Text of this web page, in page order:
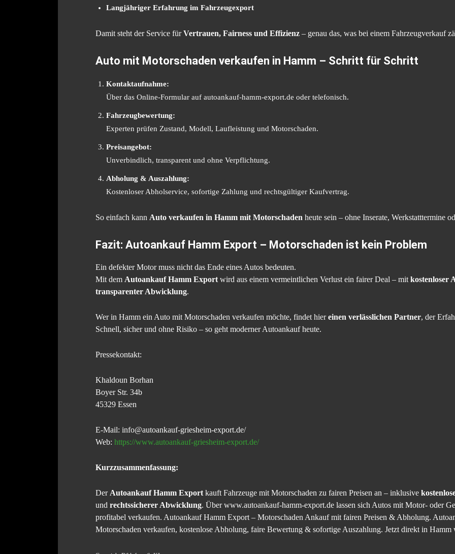
Langjähriger Erfahrung im Fahrzeugexport
Damit steht der Service fürVertrauen, Fairness und Effizienz – genau das, was bei einem Fahrzeugverkauf
Auto mit Motorschaden verkaufen in Hamm – Schritt für Schritt
Kontaktaufnahme:
Über das Online-Formular auf autoankauf-hamm-export.de oder telefonisch.
Fahrzeugbewertung:
Experten prüfen Zustand, Modell, Laufleistung und Motorschaden.
Preisangebot:
Unverbindlich, transparent und ohne Verpflichtung.
Abholung & Auszahlung:
Kostenloser Abholservice, sofortige Zahlung und rechtsgültiger Kaufvertrag.
So einfach kann Auto verkaufen in Hamm mit Motorschaden heute sein – ohne Inserate, Werkstatttermine
Fazit: Autoankauf Hamm Export – Motorschaden ist kein Problem
Ein defekter Motor muss nicht das Ende eines Autos bedeuten.
Mit dem Autoankauf Hamm Export wird aus einem vermeintlichen Verlust ein fairer Deal – mit kostenloser
transparenter Abwicklung.
Wer in Hamm ein Auto mit Motorschaden verkaufen möchte, findet hiereinen verlässlichen Partner, der
Schnell, sicher und ohne Risiko – so geht moderner Autoankauf heute.
Pressekontakt:
Khaldoun Borhan
Boyer Str. 34b
45329 Essen
E-Mail: info@autoankauf-griesheim-export.de/
Web: https://www.autoankauf-griesheim-export.de/
Kurzzusammenfassung:
Der Autoankauf Hamm Export kauft Fahrzeuge mit Motorschaden zu fairen Preisen an – inklusive
und rechtssicherer Abwicklung. Über www.autoankauf-hamm-export.de lassen sich Autos mit Motor- oder
profitabel verkaufen. Autoankauf Hamm Export – Motorschaden Ankauf mit fairen Preisen & Abholung.
Motorschaden verkaufen, kostenlose Abholung, faire Bewertung & sofortige Auszahlung. Jetzt direkt in Hamm